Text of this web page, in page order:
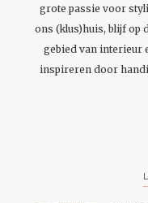
grote passie voor
ons (klus)huis, blijf op
gebied van interieur
inspireren door